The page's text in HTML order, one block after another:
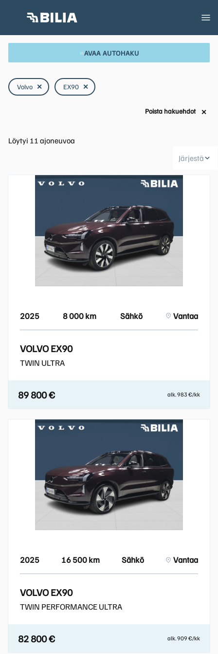
AVAA AUTOHAKU
Löytyi 11 ajoneuvoa
Volvo ✕ EX90 ✕
Poista hakuehdot ✕
Järjestä
2025 8 000 km Sähkö Vantaa
VOLVO EX90
TWIN ULTRA
89 800 € alk. 983 €/kk
2025 16 500 km Sähkö Vantaa
VOLVO EX90
TWIN PERFORMANCE ULTRA
82 800 € alk. 909 €/kk